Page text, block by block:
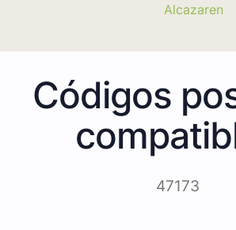
Alcazaren
Códigos
47173